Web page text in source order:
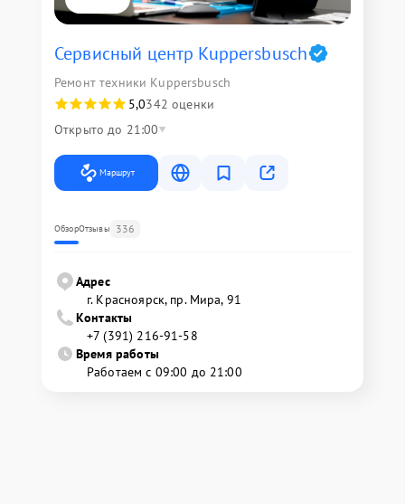
Сервисный центр Kuppersbusch
Ремонт техники Kuppersbusch
5,0342 оценки
Открыто до 21:00
Маршрут
ОбзорОтзывы 336
Адрес
г. Красноярск, ​пр. Мира, 91
Контакты
+7 (391) 216-91-58
Время работы
Работаем с 09:00 до 21:00